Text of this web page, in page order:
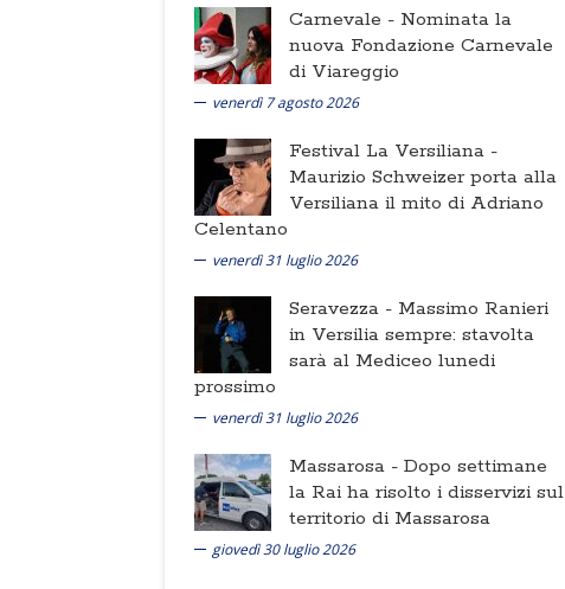
Carnevale - Nominata la
nuova Fondazione Carnevale
di Viareggio
venerdì 7 agosto 2026
Festival La Versiliana -
Maurizio Schweizer porta alla
Versiliana il mito di Adriano
Celentano
venerdì 31 luglio 2026
Seravezza - Massimo Ranieri
in Versilia sempre: stavolta
sarà al Mediceo lunedi
prossimo
venerdì 31 luglio 2026
Massarosa - Dopo settimane
la Rai ha risolto i disservizi sul
territorio di Massarosa
giovedì 30 luglio 2026